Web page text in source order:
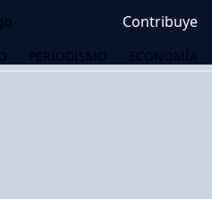
Contribuye
PERIODISMO ECONOMÍA